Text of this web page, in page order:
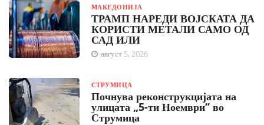
МАКЕДОНИЈА
ТРАМП НАРЕДИ ВОЈСКАТА ДА
КОРИСТИ МЕТАЛИ САМО ОД
САД ИЛИ
август 5, 2026
СТРУМИЦА
Почнува реконструкцијата на
улицата „5-ти Ноември“ во
Струмица